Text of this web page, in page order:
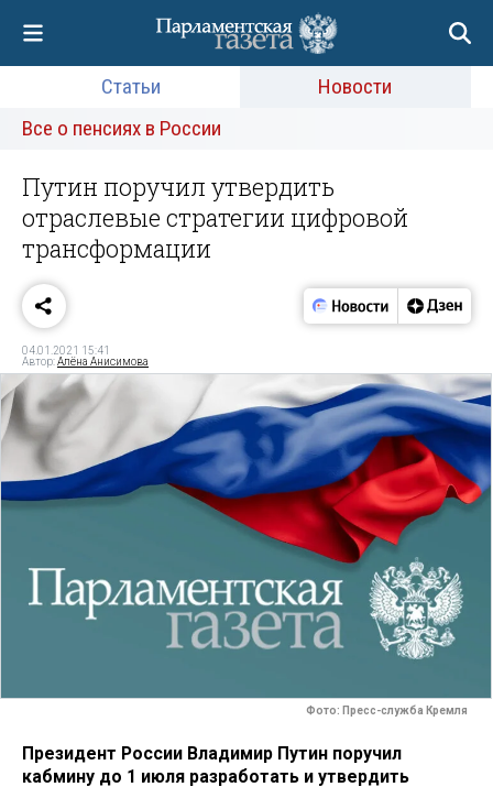
Статьи
Новости
Все о пенсиях в России
Путин поручил утвердить
отраслевые стратегии цифровой
трансформации
04.01.2021 15:41
Автор:Алёна Анисимова
Фото: Пресс-служба Кремля
Президент России Владимир Путин поручил
кабмину до 1 июля разработать и утвердить